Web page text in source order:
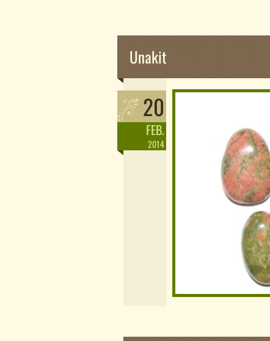
Unakit
20
FEB.
2014